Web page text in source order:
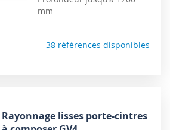
mm
38 références disponibles
Rayonnage lisses porte-cintres